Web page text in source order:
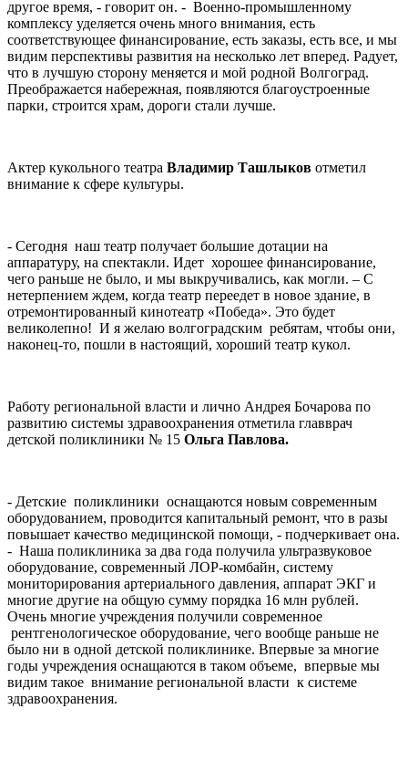
другое время, - говорит он. - Военно-промышленному
комплексу уделяется очень много внимания, есть
соответствующее финансирование, есть заказы, есть все, и мы
видим перспективы развития на несколько лет вперед. Радует,
что в лучшую сторону меняется и мой родной Волгоград.
Преображается набережная, появляются благоустроенные
парки, строится храм, дороги стали лучше.
Актер кукольного театра Владимир Ташлыков отметил
внимание к сфере культуры.
- Сегодня наш театр получает большие дотации на
аппаратуру, на спектакли. Идет хорошее финансирование,
чего раньше не было, и мы выкручивались, как могли. – С
нетерпением ждем, когда театр переедет в новое здание, в
отремонтированный кинотеатр «Победа». Это будет
великолепно! И я желаю волгоградским ребятам, чтобы они,
наконец-то, пошли в настоящий, хороший театр кукол.
Работу региональной власти и лично Андрея Бочарова по
развитию системы здравоохранения отметила главврач
детской поликлиники № 15 Ольга Павлова.
- Детские поликлиники оснащаются новым современным
оборудованием, проводится капитальный ремонт, что в разы
повышает качество медицинской помощи, - подчеркивает она.
- Наша поликлиника за два года получила ультразвуковое
оборудование, современный ЛОР-комбайн, систему
мониторирования артериального давления, аппарат ЭКГ и
многие другие на общую сумму порядка 16 млн рублей.
Очень многие учреждения получили современное
рентгенологическое оборудование, чего вообще раньше не
было ни в одной детской поликлинике. Впервые за многие
годы учреждения оснащаются в таком объеме, впервые мы
видим такое внимание региональной власти к системе
здравоохранения.